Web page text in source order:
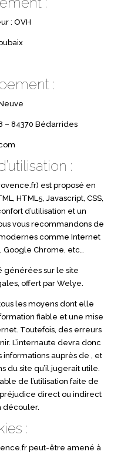
: OVH
:
– 84370 Bédarrides
:
est proposé en
HTML5, Javascript, CSS,
d’utilisation et un
vous recommandons de
comme Internet
Google Chrome, etc…
générées sur le site
offert par Welye.
les moyens dont elle
fiable et une mise
Toutefois, des erreurs
L’internaute devra donc
informations auprès de , et
du site qu’il jugerait utile.
de l’utilisation faite de
direct ou indirect
découler.
:
peut-être amené à